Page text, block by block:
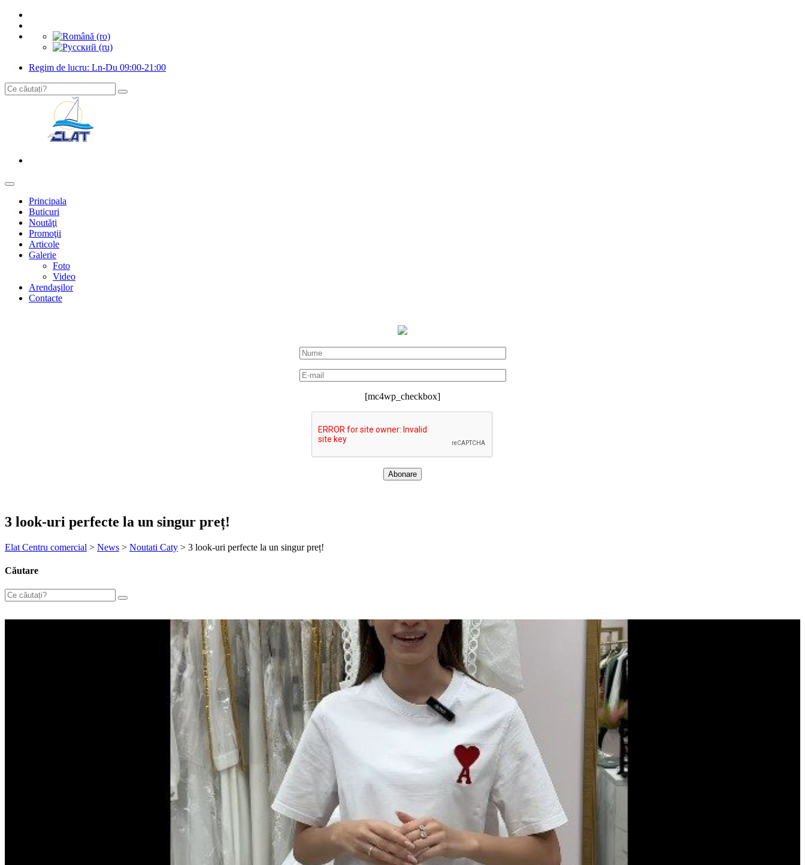
Regim de lucru: Ln-Du 09:00-21:00
Principala
Buticuri
Noutăţi
Promoţii
Articole
Galerie
Foto
Video
Arendaşilor
Contacte
[mc4wp_checkbox]
3 look-uri perfecte la un singur preț!
Elat Centru comercial > News > Noutati Caty > 3 look-uri perfecte la un singur preț!
Căutare